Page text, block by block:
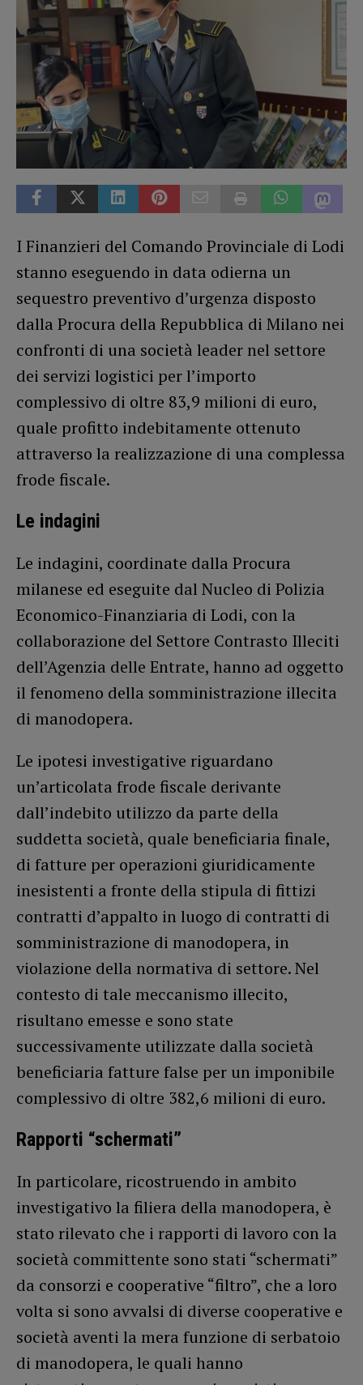
I Finanzieri del Comando Provinciale di Lodi
stanno eseguendo in data odierna un
sequestro preventivo d’urgenza disposto
dalla Procura della Repubblica di Milano nei
confronti di una società leader nel settore
dei servizi logistici per l’importo
complessivo di oltre 83,9 milioni di euro,
quale profitto indebitamente ottenuto
attraverso la realizzazione di una complessa
frode fiscale.
Le indagini
Le indagini, coordinate dalla Procura
milanese ed eseguite dal Nucleo di Polizia
Economico-Finanziaria di Lodi, con la
collaborazione del Settore Contrasto Illeciti
dell’Agenzia delle Entrate, hanno ad oggetto
il fenomeno della somministrazione illecita
di manodopera.
Le ipotesi investigative riguardano
un’articolata frode fiscale derivante
dall’indebito utilizzo da parte della
suddetta società, quale beneficiaria finale,
di fatture per operazioni giuridicamente
inesistenti a fronte della stipula di fittizi
contratti d’appalto in luogo di contratti di
somministrazione di manodopera, in
violazione della normativa di settore. Nel
contesto di tale meccanismo illecito,
risultano emesse e sono state
successivamente utilizzate dalla società
beneficiaria fatture false per un imponibile
complessivo di oltre 382,6 milioni di euro.
Rapporti “schermati”
In particolare, ricostruendo in ambito
investigativo la filiera della manodopera, è
stato rilevato che i rapporti di lavoro con la
società committente sono stati “schermati”
da consorzi e cooperative “filtro”, che a loro
volta si sono avvalsi di diverse cooperative e
società aventi la mera funzione di serbatoio
di manodopera, le quali hanno